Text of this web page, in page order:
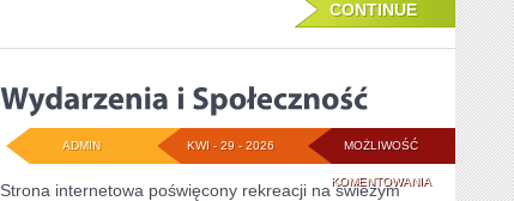
CONTINUE
MOŻLIWOŚĆ
KOMENTOWANIAWYDARZENIA
KWI - 29 - 2026
ADMIN
Strona internetowa poświęcony rekreacji na świeżym